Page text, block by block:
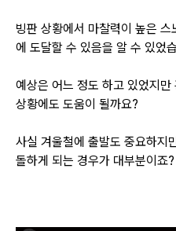
빙판 상황에서 마찰력이 높은
에 도달할 수 있음을 알 수 있었
예상은 어느 정도 하고 있었지
상황에도 도움이 될까요?
사실 겨울철에 출발도 중요하지
돌하게 되는 경우가 대부분이죠?